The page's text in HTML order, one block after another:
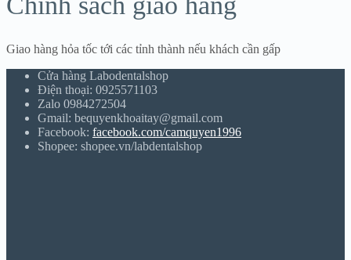
Giao hàng hỏa tốc tới các tỉnh thành nếu khách cần gấp
Cửa hàng Labodentalshop
Điện thoại: 0925571103
Zalo 0984272504
Gmail: bequyenkhoaitay@gmail.com
Facebook: facebook.com/camquyen1996
Shopee: shopee.vn/labdentalshop